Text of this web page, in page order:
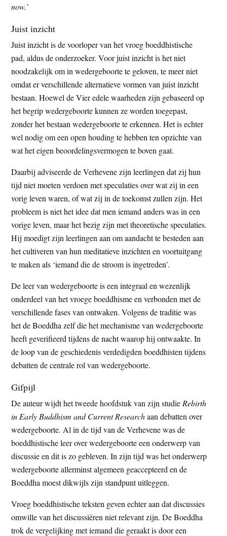
now.’
Juist inzicht
Juist inzicht is de voorloper van het vroeg boeddhistische
pad, aldus de onderzoeker. Voor juist inzicht is het niet
noodzakelijk om in wedergeboorte te geloven, te meer niet
omdat er verschillende alternatieve vormen van juist inzicht
bestaan. Hoewel de Vier edele waarheden zijn gebaseerd op
het begrip wedergeboorte kunnen ze worden toegepast,
zonder het bestaan wedergeboorte te erkennen. Het is echter
wel nodig om een open houding te hebben ten opzichte van
wat het eigen beoordelingsvermogen te boven gaat.
Daarbij adviseerde de Verhevene zijn leerlingen dat zij hun
tijd niet moeten verdoen met speculaties over wat zij in een
vorig leven waren, of wat zij in de toekomst zullen zijn. Het
probleem is niet het idee dat men iemand anders was in een
vorige leven, maar het bezig zijn met theoretische speculaties.
Hij moedigt zijn leerlingen aan om aandacht te besteden aan
het cultiveren van hun meditatieve inzichten en voortuitgang
te maken als ‘iemand die de stroom is ingetreden’.
De leer van wedergeboorte is een integraal en wezenlijk
onderdeel van het vroege boeddhisme en verbonden met de
verschillende fases van ontwaken. Volgens de traditie was
het de Boeddha zelf die het mechanisme van wedergeboorte
heeft geverifieerd tijdens de nacht waarop hij ontwaakte. In
de loop van de geschiedenis verdedigden boeddhisten tijdens
debatten de centrale rol van wedergeboorte.
Gifpijl
De auteur wijdt het tweede hoofdstuk van zijn studie Rebirth
in Early Buddhism and Current Researchaan debatten over
wedergeboorte. Al in de tijd van de Verhevene was de
boeddhistische leer over wedergeboorte een onderwerp van
discussie en dit is zo gebleven. In zijn tijd was het onderwerp
wedergeboorte allerminst algemeen geaccepteerd en de
Boeddha moest dikwijls zijn standpunt uitleggen.
Vroeg boeddhistische teksten geven echter aan dat discussies
omwille van het discussiëren niet relevant zijn. De Boeddha
trok de vergelijking met iemand die geraakt is door een